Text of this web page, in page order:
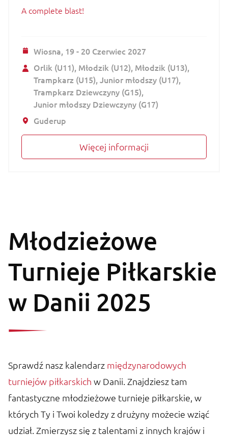
A complete blast!
Wiosna, 19 - 20 Czerwiec 2027
Orlik (U11) Młodzik (U12) Młodzik (U13)
Trampkarz (U15) Junior młodszy (U17)
Trampkarz Dziewczyny (G15)
Junior młodszy Dziewczyny (G17)
Guderup
Więcej informacji
Młodzieżowe
Turnieje Piłkarskie
w Danii 2025
Sprawdź nasz kalendarz międzynarodowych
turniejów piłkarskich w Danii. Znajdziesz tam
fantastyczne młodzieżowe turnieje piłkarskie, w
których Ty i Twoi koledzy z drużyny możecie wziąć
udział. Zmierzysz się z talentami z innych krajów i